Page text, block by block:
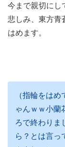
今まで親切にし
悲しみ、東方青
はめます。
（指輪をは
ゃんｗｗ小蘭
ろで終わりま
ら？とは言っ